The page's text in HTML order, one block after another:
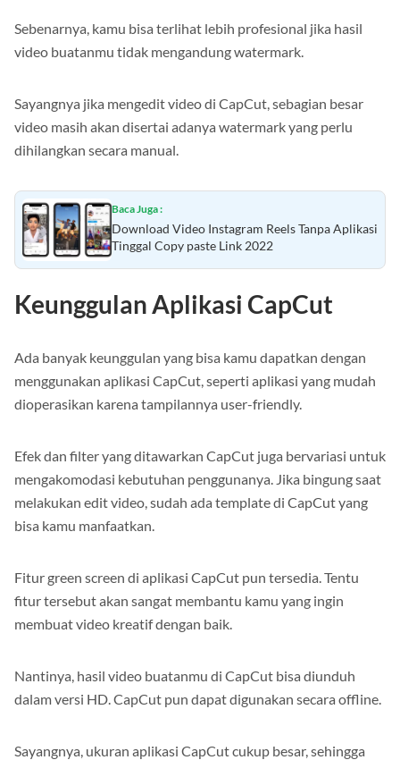
Sebenarnya, kamu bisa terlihat lebih profesional jika hasil
video buatanmu tidak mengandung watermark.
Sayangnya jika mengedit video di CapCut, sebagian besar
video masih akan disertai adanya watermark yang perlu
dihilangkan secara manual.
Baca Juga :
Download Video Instagram Reels Tanpa Aplikasi
Tinggal Copy paste Link 2022
Keunggulan Aplikasi CapCut
Ada banyak keunggulan yang bisa kamu dapatkan dengan
menggunakan aplikasi CapCut, seperti aplikasi yang mudah
dioperasikan karena tampilannya user-friendly.
Efek dan filter yang ditawarkan CapCut juga bervariasi untuk
mengakomodasi kebutuhan penggunanya. Jika bingung saat
melakukan edit video, sudah ada template di CapCut yang
bisa kamu manfaatkan.
Fitur green screen di aplikasi CapCut pun tersedia. Tentu
fitur tersebut akan sangat membantu kamu yang ingin
membuat video kreatif dengan baik.
Nantinya, hasil video buatanmu di CapCut bisa diunduh
dalam versi HD. CapCut pun dapat digunakan secara offline.
Sayangnya, ukuran aplikasi CapCut cukup besar, sehingga